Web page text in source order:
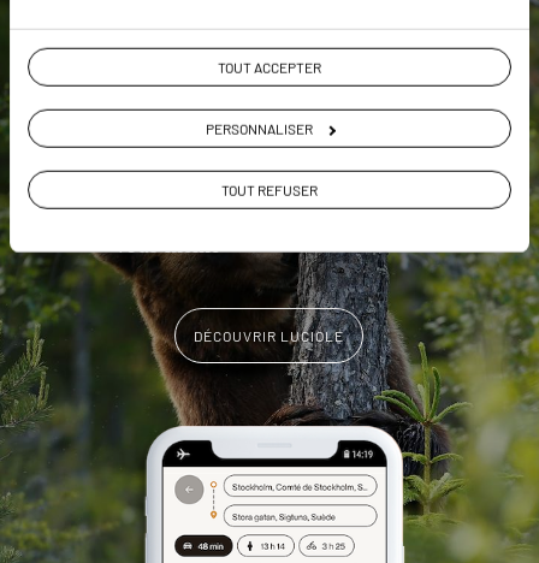
TOUT ACCEPTER
PERSONNALISER
TOUT REFUSER
L’itinéraire vers votre hôtel en
Suède en 1 clic
Notre sélection de boulangeries
kanelbullar
Les plus beaux lacs géolocalisés
L'album souvenirs à composer
DÉCOUVRIR LUCIOLE